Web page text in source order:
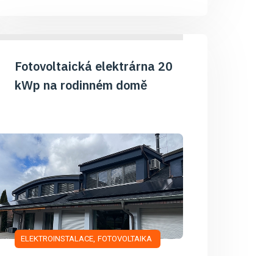
Fotovoltaická elektrárna 20
kWp na rodinném domě
ELEKTROINSTALACE FOTOVOLTAIKA